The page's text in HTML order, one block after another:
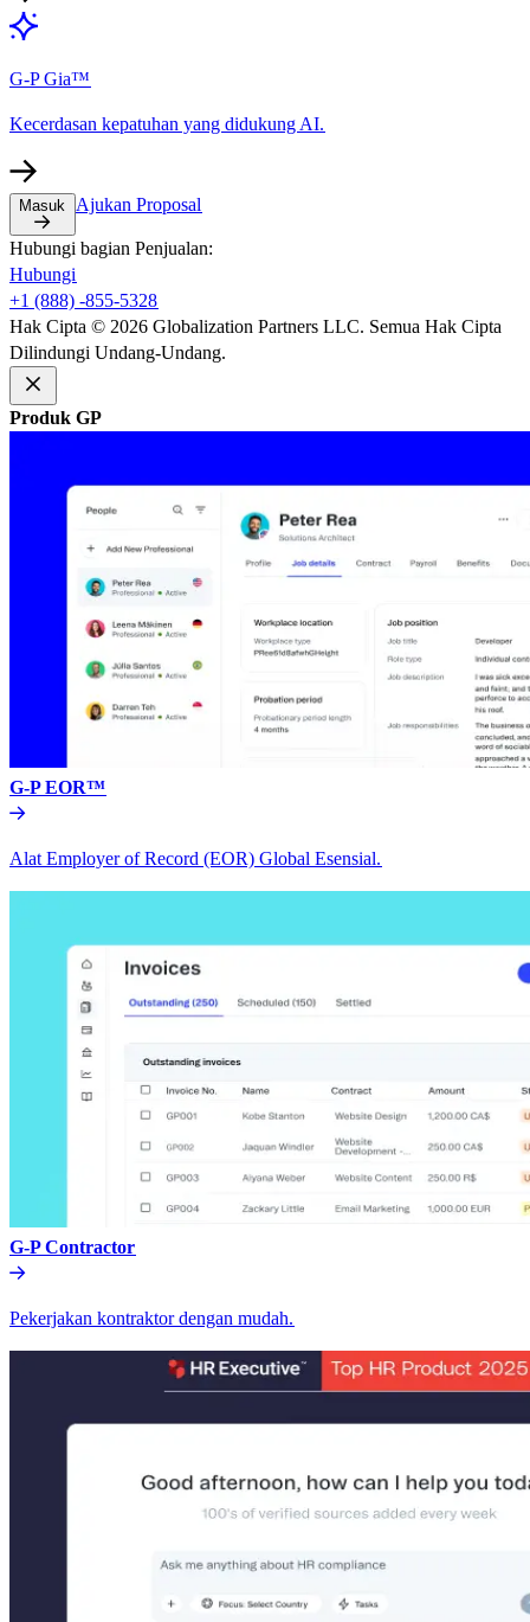
G-P Gia™​​
Kecerdasan kepatuhan yang didukung AI.​​
Masuk​​ Ajukan Proposal​​
Hubungi bagian Penjualan:​​
Hubungi​​
+1 (888) -855-5328​​
Hak Cipta © 2026 Globalization Partners LLC. Semua Hak Cipta
Dilindungi Undang-Undang.​​
Produk GP​​
G-P EOR™​​
Alat Employer of Record (EOR) Global Esensial.​​
G-P Contractor​​
Pekerjakan kontraktor dengan mudah.​​